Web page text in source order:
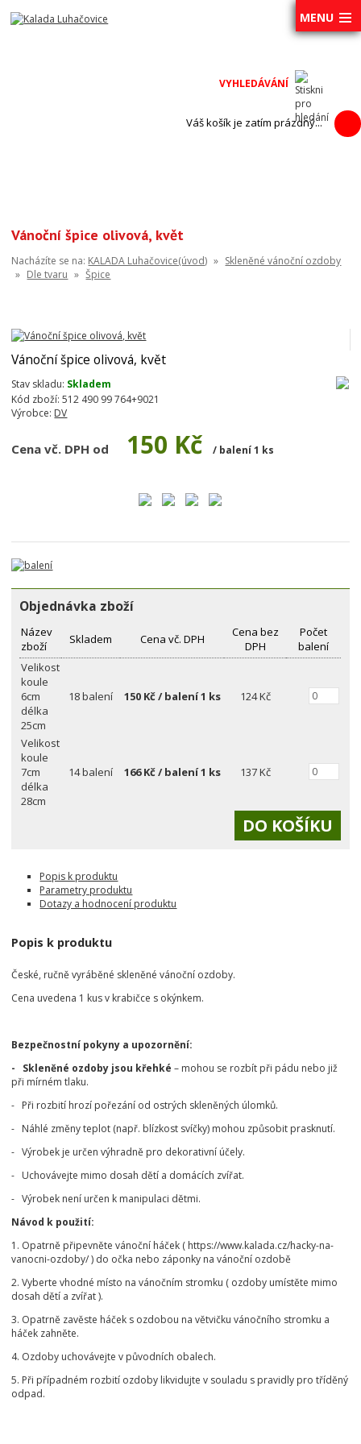
MENU
Váš košík je zatím prázdný...
Vánoční špice olivová, květ
Nacházíte se na: KALADA Luhačovice(úvod) » Skleněné vánoční ozdoby
» Dle tvaru » Špice
Vánoční špice olivová, květ
Stav skladu: Skladem
Kód zboží: 512 490 99 764+9021
Výrobce: DV
Cena vč. DPH od 150 Kč / balení 1 ks
Objednávka zboží
Název
zboží
Skladem Cena vč. DPH
Cena bez
DPH
Počet
balení
Velikost
koule
6cm
délka
25cm
18 balení 150Kč / balení 1 ks 124 Kč
Velikost
koule
7cm
délka
28cm
14 balení 166Kč / balení 1 ks 137 Kč
Popis k produktu
Parametry produktu
Dotazy a hodnocení produktu
Popis k produktu
České, ručně vyráběné skleněné vánoční ozdoby.
Cena uvedena 1 kus v krabičce s okýnkem.
Bezpečnostní pokyny a upozornění:
- Skleněné ozdoby jsou křehké – mohou se rozbít při pádu nebo již
při mírném tlaku.
- Při rozbití hrozí pořezání od ostrých skleněných úlomků.
- Náhlé změny teplot (např. blízkost svíčky) mohou způsobit prasknutí.
- Výrobek je určen výhradně pro dekorativní účely.
- Uchovávejte mimo dosah dětí a domácích zvířat.
- Výrobek není určen k manipulaci dětmi.
Návod k použití:
1. Opatrně připevněte vánoční háček ( https://www.kalada.cz/hacky-na-
vanocni-ozdoby/ ) do očka nebo záponky na vánoční ozdobě
2. Vyberte vhodné místo na vánočním stromku ( ozdoby umístěte mimo
dosah dětí a zvířat ).
3. Opatrně zavěste háček s ozdobou na větvičku vánočního stromku a
háček zahněte.
4. Ozdoby uchovávejte v původních obalech.
5. Při případném rozbití ozdoby likvidujte v souladu s pravidly pro tříděný
odpad.